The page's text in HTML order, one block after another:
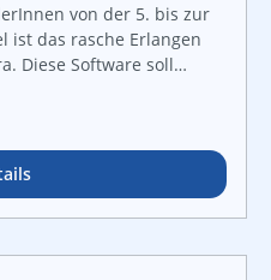
von der 5. bis zur
ist das rasche Erlangen
Diese Software soll
die Kontrolle von
für die Bewältigung der
Reifeprüfung
(Screenshots des